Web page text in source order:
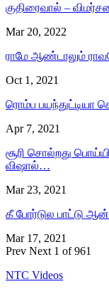
குதிரைவால் –
Mar 20, 2022
ராமே ஆண்டாலும்
Oct 1, 2021
ரொம்ப பயந்துட்டியா
Apr 7, 2021
சூரி சொல்றது
விஷால்…
Mar 23, 2021
கீ போர்டுல பாட்டு
Mar 17, 2021
Prev Next 1 of 961
NTC Videos